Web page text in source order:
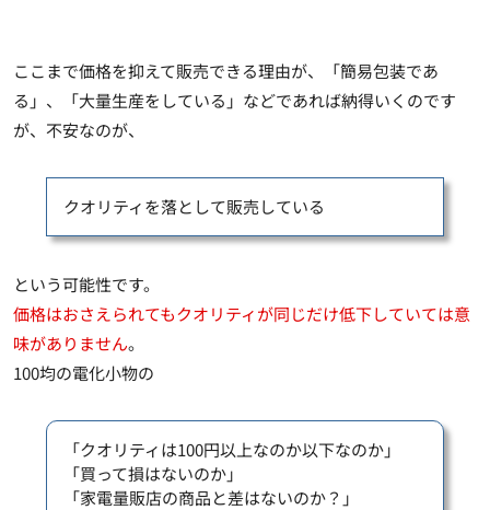
ここまで価格を抑えて販売できる理由が、「簡易包装であ
る」、「大量生産をしている」などであれば納得いくのです
が、不安なのが、
クオリティを落として販売している
という可能性です。
価格はおさえられてもクオリティが同じだけ低下していては意
味がありません。
100均の電化小物の
「クオリティは100円以上なのか以下なのか」
「買って損はないのか」
「家電量販店の商品と差はないのか？」